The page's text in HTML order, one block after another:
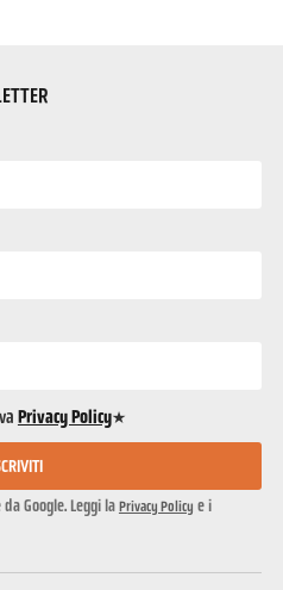
Privacy Policy*
Google. Leggi la Privacy Policy e i